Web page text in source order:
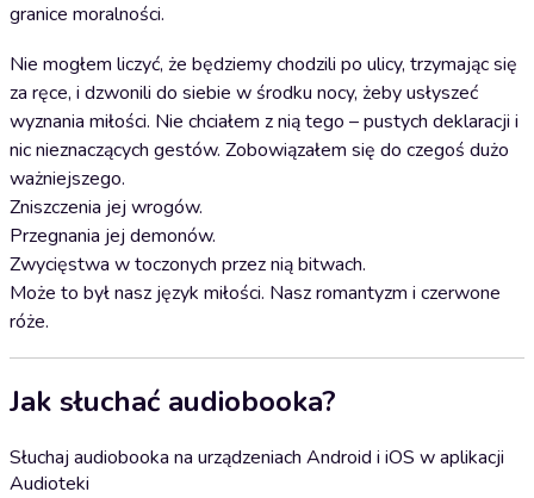
granice moralności.
Nie mogłem liczyć, że będziemy chodzili po ulicy, trzymając się
za ręce, i dzwonili do siebie w środku nocy, żeby usłyszeć
wyznania miłości. Nie chciałem z nią tego – pustych deklaracji i
nic nieznaczących gestów. Zobowiązałem się do czegoś dużo
ważniejszego.
Zniszczenia jej wrogów.
Przegnania jej demonów.
Zwycięstwa w toczonych przez nią bitwach.
Może to był nasz język miłości. Nasz romantyzm i czerwone
róże.
Jak słuchać audiobooka?
Słuchaj audiobooka na urządzeniach Android i iOS w aplikacji
Audioteki